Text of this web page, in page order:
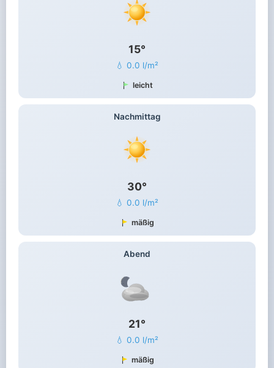
15°
💧 0.0 l/m²
leicht
Nachmittag
30°
💧 0.0 l/m²
mäßig
Abend
21°
💧 0.0 l/m²
mäßig